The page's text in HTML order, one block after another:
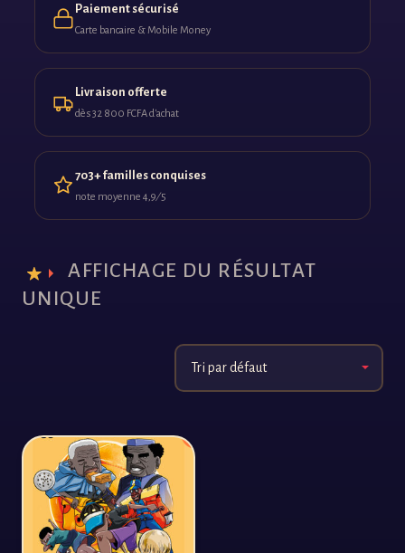
Paiement sécurisé
Carte bancaire & Mobile Money
Livraison offerte
dès 32 800 FCFA d'achat
703+ familles conquises
note moyenne 4,9 ⁄ 5
AFFICHAGE DU RÉSULTAT
UNIQUE